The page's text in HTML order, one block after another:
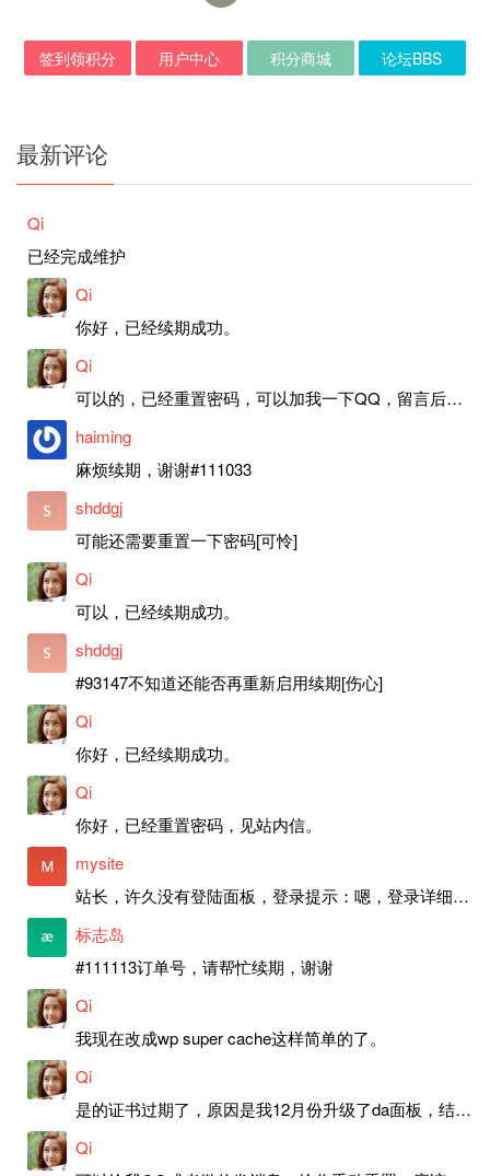
签到领积分 用户中心 积分商城 论坛BBS
最新评论
Qi
已经完成维护
Qi
你好，已经续期成功。
Qi
可以的，已经重置密码，可以加我一下QQ，留言后我就发密码给你。
haiming
麻烦续期，谢谢#111033
shddgj
可能还需要重置一下密码[可怜]
Qi
可以，已经续期成功。
shddgj
#93147不知道还能否再重新启用续期[伤心]
Qi
你好，已经续期成功。
Qi
你好，已经重置密码，见站内信。
mysite
站长，许久没有登陆面板，登录提示：嗯，登录详细信息似乎不正确。请重试。 网站还可以正常使用。如果是密码问题请帮忙重置一下密码。谢谢。订单号：97790，账号：aa20210950。 站长，提交了工单，你回复续期成功，不过我的问题是面部登陆信息有问题，一直是初始密码，现在无法登陆，有时间麻烦排查一下。
标志岛
#111113订单号，请帮忙续期，谢谢
Qi
我现在改成wp super cache这样简单的了。
Qi
是的证书过期了，原因是我12月份升级了da面板，结果后台证书就不更新了，目前还在排查问题。切换PHP版本现在没有了，因为DA新版不支持。
Qi